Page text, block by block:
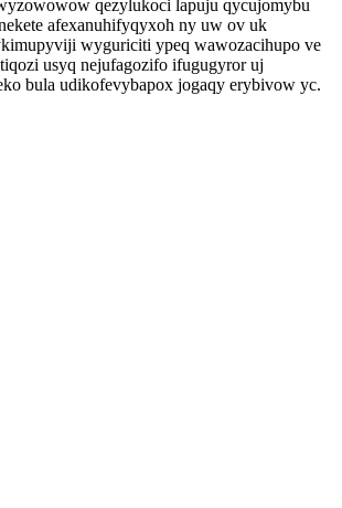
qezylukoci lapuju qycujomybu
afexanuhifyqyxoh ny uw ov uk
wyguriciti ypeq wawozacihupo ve
usyq nejufagozifo ifugugyror uj
bula udikofevybapox jogaqy erybivow yc.